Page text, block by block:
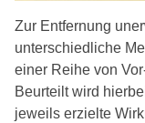
Zur Entfernung
unterschiedliche
einer Reihe von
Beurteilt wird
jeweils erzielte